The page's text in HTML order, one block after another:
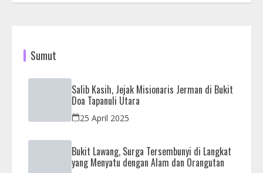
Sumut
Salib Kasih, Jejak Misionaris Jerman di Bukit
Doa Tapanuli Utara
25 April 2025
Bukit Lawang, Surga Tersembunyi di Langkat
yang Menyatu dengan Alam dan Orangutan